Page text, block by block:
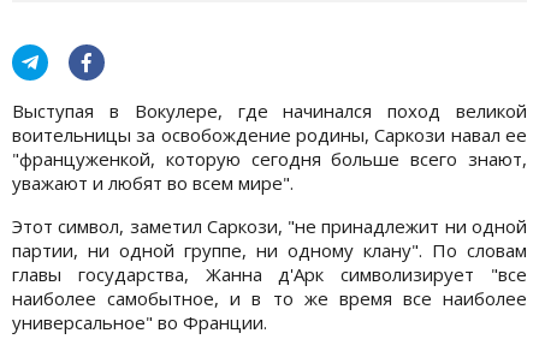
Выступая в Вокулере, где начинался поход великой
воительницы за освобождение родины, Саркози навал ее
"француженкой, которую сегодня больше всего знают,
уважают и любят во всем мире".
Этот символ, заметил Саркози, "не принадлежит ни одной
партии, ни одной группе, ни одному клану". По словам
главы государства, Жанна д'Арк символизирует "все
наиболее самобытное, и в то же время все наиболее
универсальное" во Франции.